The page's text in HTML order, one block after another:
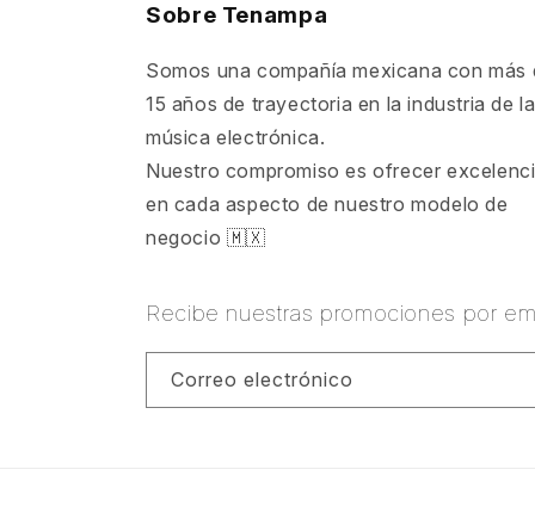
Sobre Tenampa
Somos una compañía mexicana con más
15 años de trayectoria en la industria de la
música electrónica.
Nuestro compromiso es ofrecer
en cada aspecto de nuestro modelo de
negocio 🇲🇽
Recibe nuestras promociones por
Correo electrónico